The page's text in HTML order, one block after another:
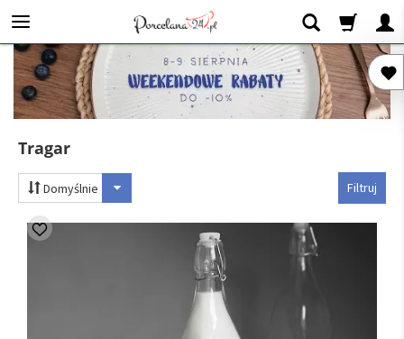
Tragar
Filtruj
Domyślnie